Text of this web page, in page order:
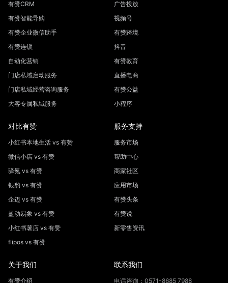
有赞CRM
有赞智能导购
有赞企业微信助手
有赞连锁
自动化营销
门店私域启动服务
门店私域经营咨询服务
大客专属私域服务
广告投放
视频号
有赞跨境
抖音
有赞教育
直播电商
有赞公益
小程序
对比有赞
小红书本地生活 vs 有赞
微信小店 vs 有赞
驿氪 vs 有赞
银豹 vs 有赞
企迈 vs 有赞
盈动易象 vs 有赞
小红书薯店 vs 有赞
flipos vs 有赞
服务支持
服务市场
帮助中心
商家社区
应用市场
有赞头条
有赞说
新零售资讯
关于我们
有赞介绍
联系我们
电话咨询：0571-8685 7988